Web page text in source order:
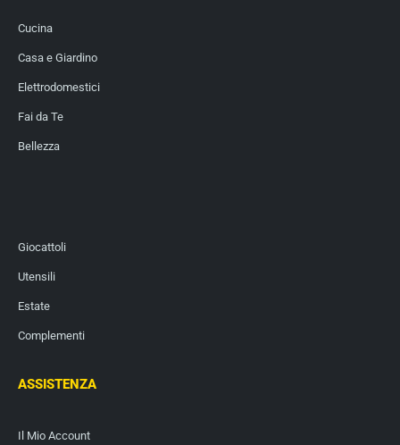
Cucina
Casa e Giardino
Elettrodomestici
Fai da Te
Bellezza
Giocattoli
Utensili
Estate
Complementi
ASSISTENZA
Il Mio Account